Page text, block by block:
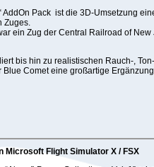
AddOn Pack ist die 3D-Umsetzung
Zuges.
ein Zug der Central Railroad of
bis hin zu realistischen Rauch-,
Blue Comet eine großartige
Microsoft Flight Simulator X / FSX